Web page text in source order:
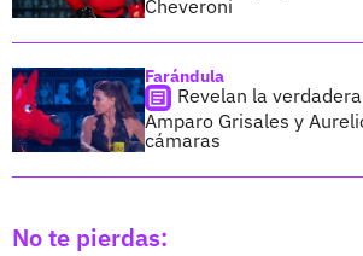
Cheveroni
Farándula
Revelan la
Amparo Grisales y
cámaras
No te pierdas: